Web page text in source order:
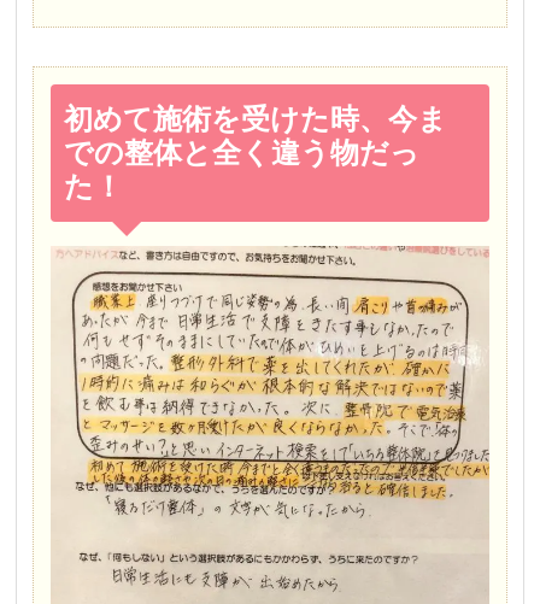
初めて施術を受けた時、今ま
での整体と全く違う物だっ
た！